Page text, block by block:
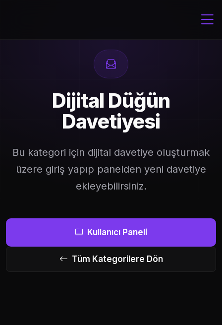
Dijital Düğün
Davetiyesi
Bu kategori için dijital davetiye oluşturmak
üzere giriş yapıp panelden yeni davetiye
ekleyebilirsiniz.
Kullanıcı Paneli
Tüm Kategorilere Dön